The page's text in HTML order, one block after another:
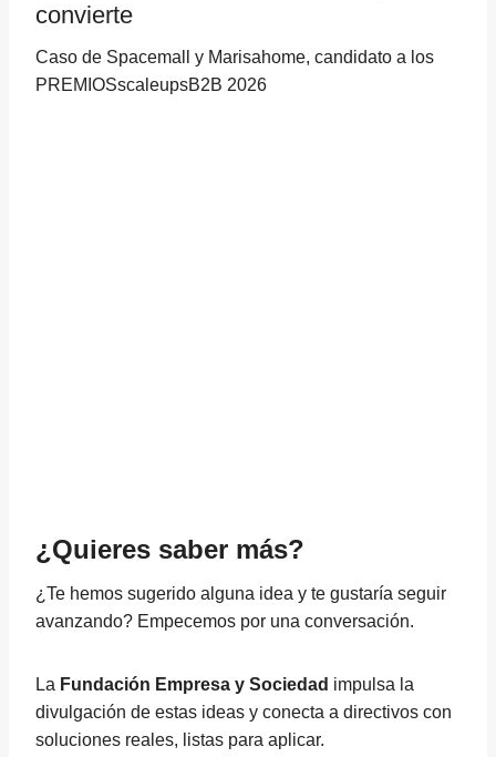
convierte
Caso de Spacemall y Marisahome, candidato a los
PREMIOSscaleupsB2B 2026
¿Quieres saber más?
¿Te hemos sugerido alguna idea y te gustaría seguir
avanzando? Empecemos por una conversación.
La Fundación Empresa y Sociedad impulsa la
divulgación de estas ideas y conecta a directivos con
soluciones reales, listas para aplicar.